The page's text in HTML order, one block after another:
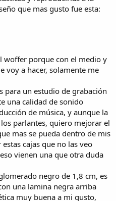
que mas gusto fue esta:
woffer porque con el medio y
voy a hacer, solamente me
para un estudio de grabación
una calidad de sonido
de música, y aunque la
parlantes, quiero mejorar el
mas se pueda dentro de mis
cajas que no las veo
vienen una que otra duda
negro de 1,8 cm, es
una lamina negra arriba
muy buena a mi gusto,